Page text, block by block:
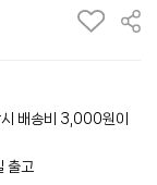
배송비 3,000원이
출고